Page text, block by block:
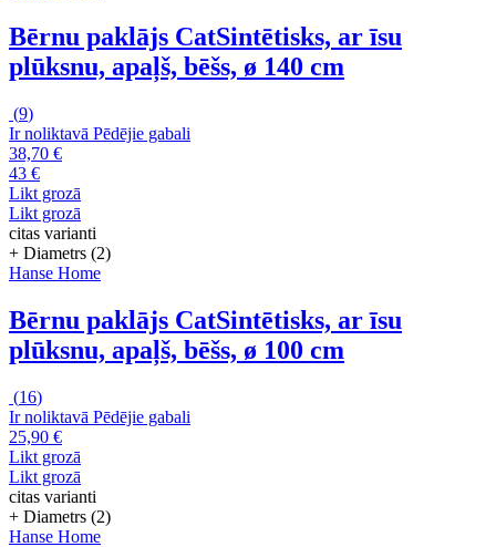
Bērnu paklājs CatSintētisks, ar īsu
plūksnu, apaļš, bēšs, ø 140 cm
(9)
Ir noliktavā Pēdējie gabali
38,70 €
43 €
Likt grozā
Likt grozā
citas varianti
+ Diametrs (2)
Hanse Home
Bērnu paklājs CatSintētisks, ar īsu
plūksnu, apaļš, bēšs, ø 100 cm
(16)
Ir noliktavā Pēdējie gabali
25,90 €
Likt grozā
Likt grozā
citas varianti
+ Diametrs (2)
Hanse Home